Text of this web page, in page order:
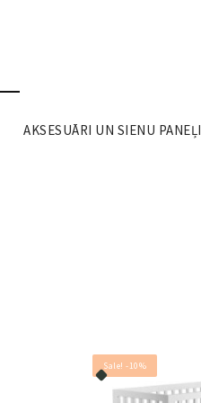
AKSESUĀRI UN SIENU PANEĻI
Sale! -10%